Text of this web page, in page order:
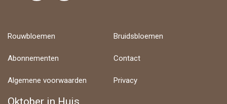
Rouwbloemen Bruidsbloemen
Abonnementen Contact
Algemene voorwaarden Privacy
Oktober in Huis